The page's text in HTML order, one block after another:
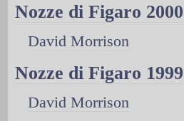
Nozze di Figaro 2000
David Morrison
Nozze di Figaro 1999
David Morrison